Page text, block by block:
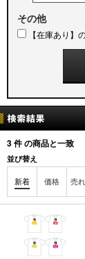
その他
【在庫あり】
3件 の商品と一致
並び替え
新着 価格 売